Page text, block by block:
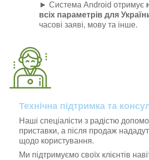
► Система Android отримує
всіх параметрів для
часові заяві, мову та інше.
Технічна підтримка та
Наші спеціалісти з радістю
приставки, а після продаж
щодо користування.
Ми підтримуємо своїх клієнтів